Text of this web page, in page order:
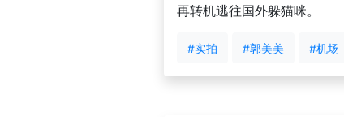
再转机逃往国外躲猫咪。
#实拍 #郭美美 #机场